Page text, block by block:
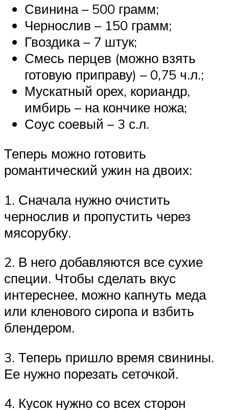
Свинина – 500 грамм;
Чернослив – 150 грамм;
Гвоздика – 7 штук;
Смесь перцев (можно взять
готовую приправу) – 0,75 ч.л.;
Мускатный орех, кориандр,
имбирь – на кончике ножа;
Соус соевый – 3 с.л.
Теперь можно готовить
романтический ужин на двоих:
1. Сначала нужно очистить
чернослив и пропустить через
мясорубку.
2. В него добавляются все сухие
специи. Чтобы сделать вкус
интереснее, можно капнуть меда
или кленового сиропа и взбить
блендером.
3. Теперь пришло время свинины.
Ее нужно порезать сеточкой.
4. Кусок нужно со всех сторон